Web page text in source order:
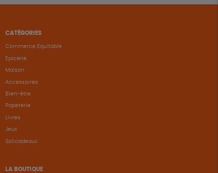
CATÉGORIES
Commerce Equitable
Epicerie
Maison
Accessoires
Bien-être
Papeterie
Livres
Jeux
Solicadeaux
LA BOUTIQUE